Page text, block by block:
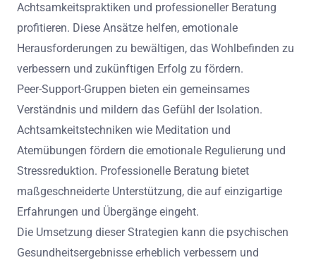
Achtsamkeitspraktiken und professioneller Beratung
profitieren. Diese Ansätze helfen, emotionale
Herausforderungen zu bewältigen, das Wohlbefinden zu
verbessern und zukünftigen Erfolg zu fördern.
Peer-Support-Gruppen bieten ein gemeinsames
Verständnis und mildern das Gefühl der Isolation.
Achtsamkeitstechniken wie Meditation und
Atemübungen fördern die emotionale Regulierung und
Stressreduktion. Professionelle Beratung bietet
maßgeschneiderte Unterstützung, die auf einzigartige
Erfahrungen und Übergänge eingeht.
Die Umsetzung dieser Strategien kann die psychischen
Gesundheitsergebnisse erheblich verbessern und